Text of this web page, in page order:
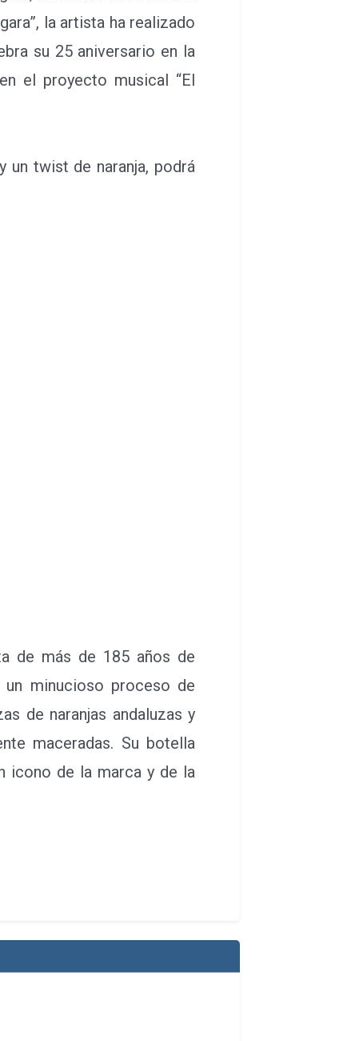
la artista ha realizado
su 25 aniversario en la
el proyecto musical “El
un twist de naranja, podrá
de más de 185 años de
minucioso proceso de
de naranjas andaluzas y
maceradas. Su botella
icono de la marca y de la